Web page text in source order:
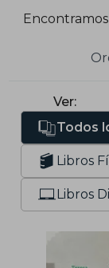
Encontramos
Ver:
Todos
Libros
Libros